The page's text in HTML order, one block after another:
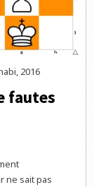
2016
fautes
ne sait pas